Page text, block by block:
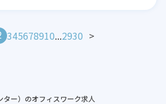
345678910...2930 >
ター）のオフィスワーク求人